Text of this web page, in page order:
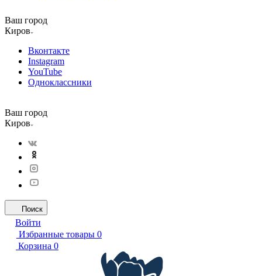
Ваш город
Киров
Вконтакте
Instagram
YouTube
Одноклассники
Ваш город
Киров
Поиск
Войти
Избранные товары 0
Корзина 0